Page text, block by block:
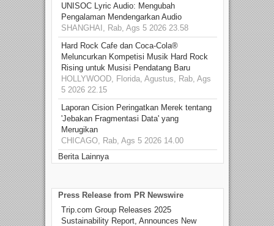
UNISOC Lyric Audio: Mengubah
Pengalaman Mendengarkan Audio
SHANGHAI, Rab, Ags 5 2026 23.58
Hard Rock Cafe dan Coca-Cola®
Meluncurkan Kompetisi Musik Hard Rock
Rising untuk Musisi Pendatang Baru
HOLLYWOOD, Florida, Agustus, Rab, Ags
5 2026 22.15
Laporan Cision Peringatkan Merek tentang
'Jebakan Fragmentasi Data' yang
Merugikan
CHICAGO, Rab, Ags 5 2026 14.00
Berita Lainnya
Press Release from PR Newswire
Trip.com Group Releases 2025
Sustainability Report, Announces New